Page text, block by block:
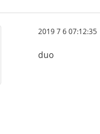
2019 7 6 07:12:35
duo